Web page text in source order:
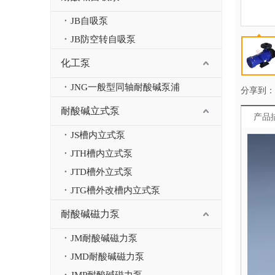
JB自吸泵
JB防空转自吸泵
化工泵
JNG一般型同轴耐酸碱泵浦
耐酸碱立式泵
JS槽内立式泵
JTH槽内立式泵
JTD槽外立式泵
JTG槽外改槽内立式泵
耐酸碱磁力泵
JM耐酸碱磁力泵
JMD耐酸碱磁力泵
分享到：
产品